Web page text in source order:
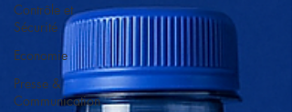
Contrôle et
Sécurité
Economie
Presse &
Communication